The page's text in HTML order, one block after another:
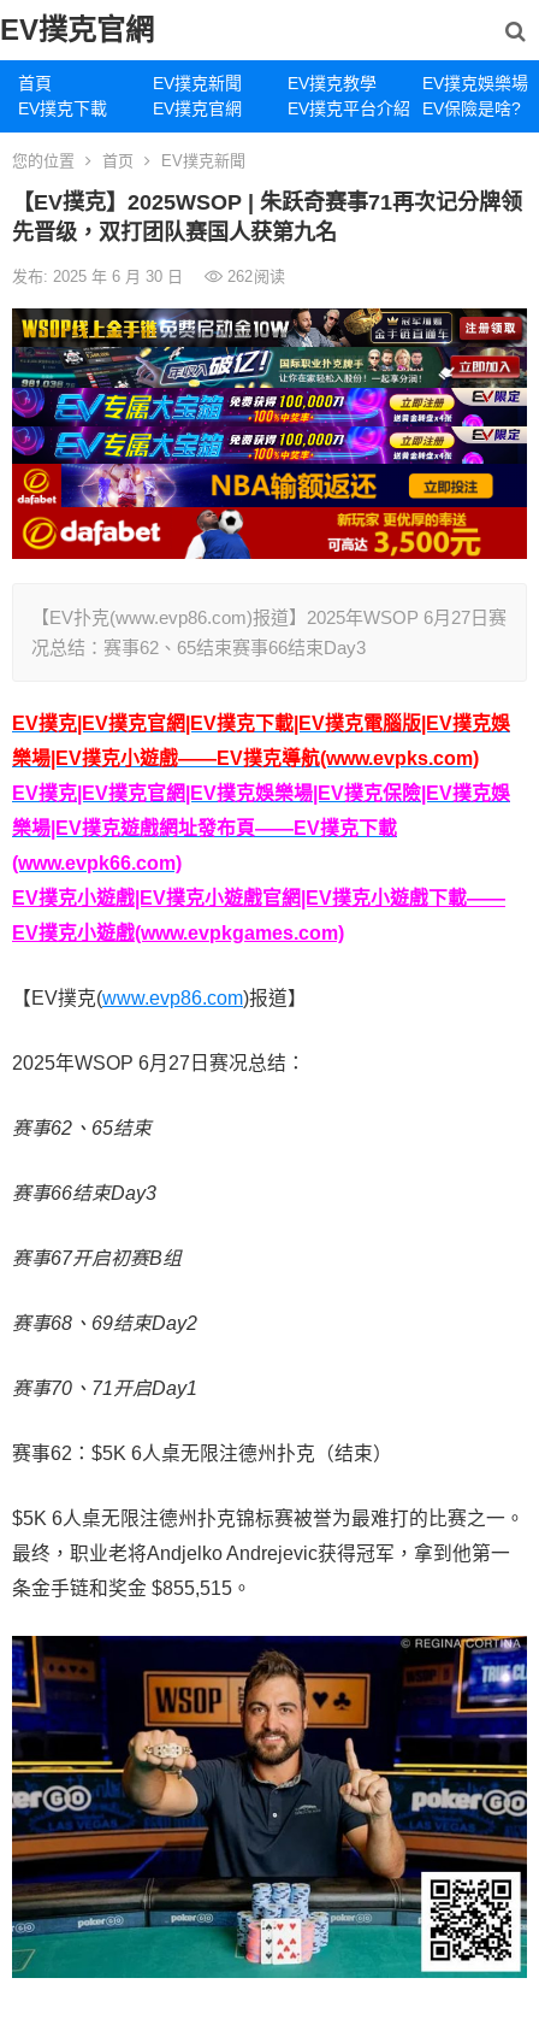
EV撲克官網
首頁 EV撲克新聞 EV撲克教學
EV撲克娛樂場
EV撲克下載
EV撲克官網 EV撲克平台介紹 EV保險是啥?
您的位置 首页 EV撲克新聞
【EV撲克】2025WSOP | 朱跃奇赛事71再次记分牌领
先晋级，双打团队赛国人获第九名
发布: 2025 年 6 月 30 日 262阅读
【EV扑克(www.evp86.com)报道】2025年WSOP 6月27日赛
况总结：赛事62、65结束赛事66结束Day3
EV撲克|EV撲克官網|EV撲克下載|EV撲克電腦版|EV撲克娛
樂場|EV撲克小遊戲——EV撲克導航(www.evpks.com)
EV撲克|EV撲克官網|EV撲克娛樂場|EV撲克保險|EV撲克娛
樂場|EV撲克遊戲網址發布頁——EV撲克下載
(www.evpk66.com)
EV撲克小遊戲|EV撲克小遊戲官網|EV撲克小遊戲下載——
EV撲克小遊戲(www.evpkgames.com)
【EV撲克(www.evp86.com)报道】
2025年WSOP 6月27日赛况总结：
赛事62、65结束
赛事66结束Day3
赛事67开启初赛B组
赛事68、69结束Day2
赛事70、71开启Day1
赛事62：$5K 6人桌无限注德州扑克（结束）
$5K 6人桌无限注德州扑克锦标赛被誉为最难打的比赛之一。
最终，职业老将Andjelko Andrejevic获得冠军，拿到他第一
条金手链和奖金 $855,515。